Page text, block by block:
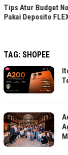
Tips Atur Budget
Pakai Deposito
TAG: SHOPEE